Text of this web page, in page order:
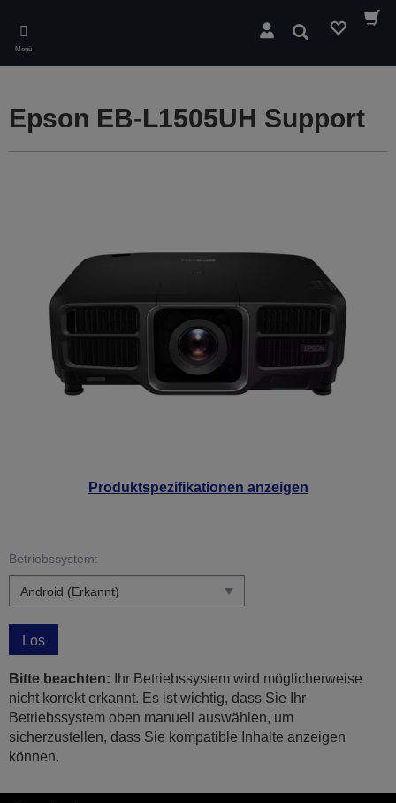
main
content
Menü
Suchen
Produktspezifikationen anzeigen
Epson EB-L1505UH Support
Betriebssystem:
Los
Bitte beachten: Ihr Betriebssystem wird möglicherweise
nicht korrekt erkannt. Es ist wichtig, dass Sie Ihr
Betriebssystem oben manuell auswählen, um
sicherzustellen, dass Sie kompatible Inhalte anzeigen
können.